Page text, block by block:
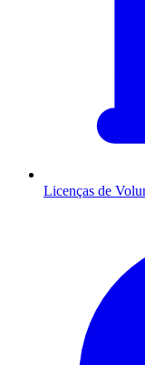
Licenças de